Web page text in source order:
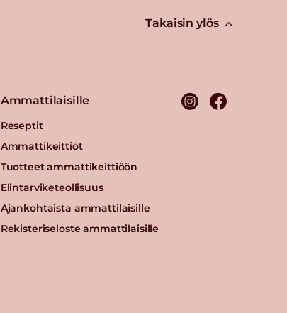
Takaisin ylös
Ammattilaisille
Reseptit
Ammattikeittiöt
Tuotteet ammattikeittiöön
Elintarviketeollisuus
Ajankohtaista ammattilaisille
Rekisteriseloste ammattilaisille